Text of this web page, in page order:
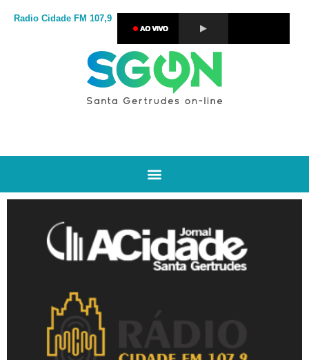
Radio Cidade FM 107,9